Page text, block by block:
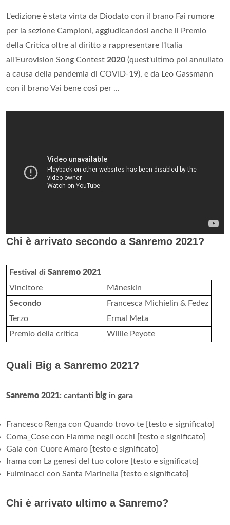
L'edizione è stata vinta da Diodato con il brano Fai rumore
per la sezione Campioni, aggiudicandosi anche il Premio
della Critica oltre al diritto a rappresentare l'Italia
all'Eurovision Song Contest 2020 (quest'ultimo poi annullato
a causa della pandemia di COVID-19), e da Leo Gassmann
con il brano Vai bene così per ...
Chi è arrivato secondo a Sanremo 2021?
Festival di Sanremo 2021
Vincitore
Måneskin
Secondo
Francesca Michielin & Fedez
Terzo
Ermal Meta
Premio della critica
Willie Peyote
Quali Big a Sanremo 2021?
Sanremo 2021: cantanti big in gara
Francesco Renga con Quando trovo te [testo e significato]
Coma_Cose con Fiamme negli occhi [testo e significato]
Gaia con Cuore Amaro [testo e significato]
Irama con La genesi del tuo colore [testo e significato]
Fulminacci con Santa Marinella [testo e significato]
Chi è arrivato ultimo a Sanremo?